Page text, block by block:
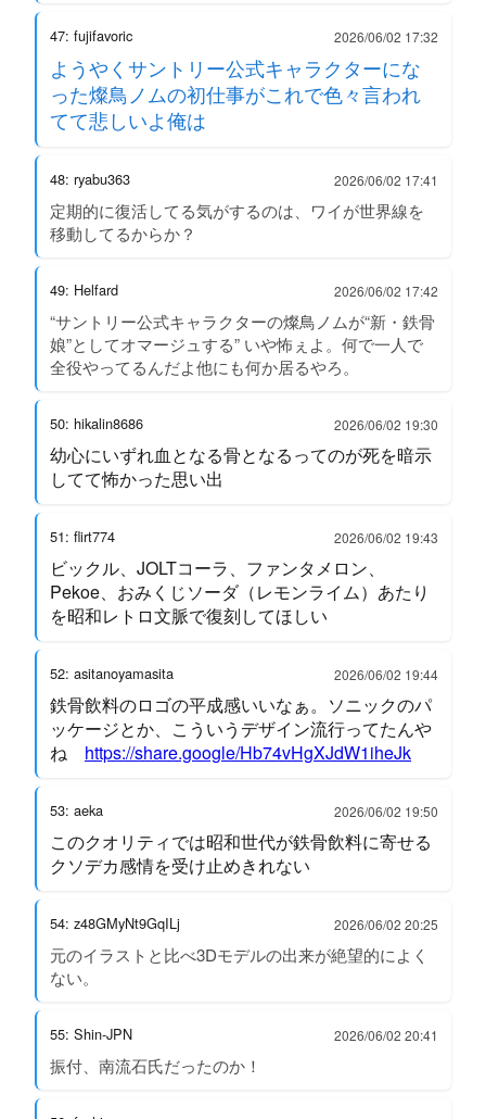
47: fujifavoric 2026/06/02 17:32
ようやくサントリー公式キャラクターにな
った燦鳥ノムの初仕事がこれで色々言われ
てて悲しいよ俺は
48: ryabu363 2026/06/02 17:41
定期的に復活してる気がするのは、ワイが世界線を
移動してるからか？
49: Helfard 2026/06/02 17:42
“サントリー公式キャラクターの燦鳥ノムが“新・鉄骨
娘”としてオマージュする” いや怖ぇよ。何で一人で
全役やってるんだよ他にも何か居るやろ。
50: hikalin8686 2026/06/02 19:30
幼心にいずれ血となる骨となるってのが死を暗示
してて怖かった思い出
51: flirt774 2026/06/02 19:43
ビックル、JOLTコーラ、ファンタメロン、
Pekoe、おみくじソーダ（レモンライム）あたり
を昭和レトロ文脈で復刻してほしい
52: asitanoyamasita 2026/06/02 19:44
鉄骨飲料のロゴの平成感いいなぁ。ソニックのパ
ッケージとか、こういうデザイン流行ってたんや
ね https://share.google/Hb74vHgXJdW1iheJk
53: aeka 2026/06/02 19:50
このクオリティでは昭和世代が鉄骨飲料に寄せる
クソデカ感情を受け止めきれない
54: z48GMyNt9GqILj 2026/06/02 20:25
元のイラストと比べ3Dモデルの出来が絶望的によく
ない。
55: Shin-JPN 2026/06/02 20:41
振付、南流石氏だったのか！